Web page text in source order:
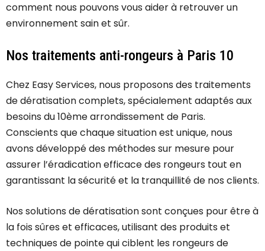
comment nous pouvons vous aider à retrouver un
environnement sain et sûr.
Nos traitements anti-rongeurs à Paris 10
Chez Easy Services, nous proposons des traitements
de dératisation complets, spécialement adaptés aux
besoins du 10ème arrondissement de Paris.
Conscients que chaque situation est unique, nous
avons développé des méthodes sur mesure pour
assurer l’éradication efficace des rongeurs tout en
garantissant la sécurité et la tranquillité de nos clients.
Nos solutions de dératisation sont conçues pour être à
la fois sûres et efficaces, utilisant des produits et
techniques de pointe qui ciblent les rongeurs de